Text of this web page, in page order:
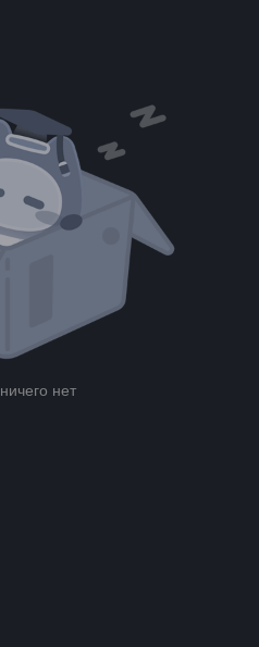
нет